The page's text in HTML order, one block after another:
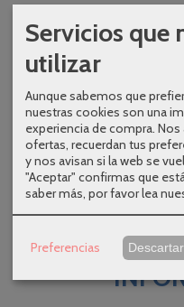
4. Conservar el
Servicios que
utilizar
Aunque sabemos que
nuestras cookies son una
experiencia de compra.
ofertas, recuerdan tus
y nos avisan si la web se
"Aceptar" confirmas que
saber más, por favor lea
Preferencias